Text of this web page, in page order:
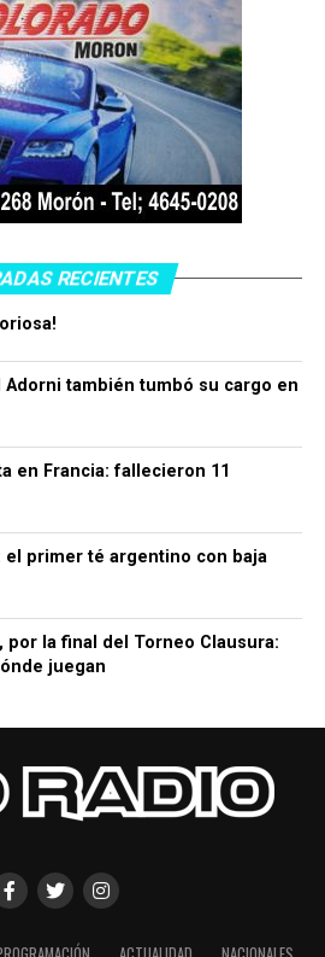
RECIENTES
Adorni también tumbó su cargo en
en Francia: fallecieron 11
el primer té argentino con baja
por la final del Torneo Clausura:
juegan